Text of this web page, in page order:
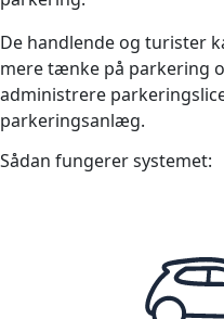
De handlende og turister
mere tænke på parkering
administrere
parkeringsanlæg.
Sådan fungerer systemet: